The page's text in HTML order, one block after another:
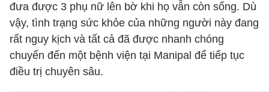
đưa được 3 phụ nữ lên bờ khi họ vẫn còn sống. Dù
vậy, tình trạng sức khỏe của những người này đang
rất nguy kịch và tất cả đã được nhanh chóng
chuyển đến một bệnh viện tại Manipal để tiếp tục
điều trị chuyên sâu.